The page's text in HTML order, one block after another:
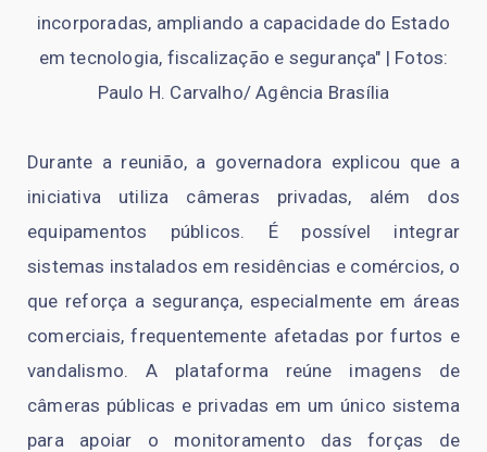
incorporadas, ampliando a capacidade do Estado
em tecnologia, fiscalização e segurança" | Fotos:
Paulo H. Carvalho/ Agência Brasília
Durante a reunião, a governadora explicou que a
iniciativa utiliza câmeras privadas, além dos
equipamentos públicos. É possível integrar
sistemas instalados em residências e comércios, o
que reforça a segurança, especialmente em áreas
comerciais, frequentemente afetadas por furtos e
vandalismo. A plataforma reúne imagens de
câmeras públicas e privadas em um único sistema
para apoiar o monitoramento das forças de